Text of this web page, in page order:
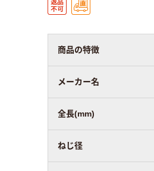
商品の特徴
メーカー名
全長(mm)
ねじ径